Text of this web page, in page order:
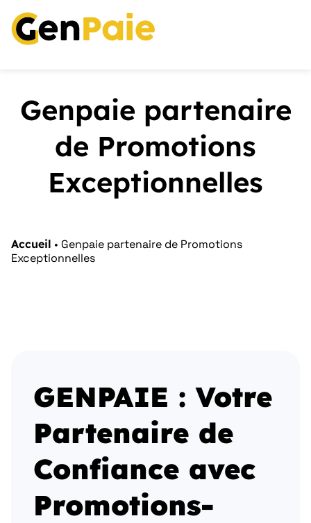
Genpaie partenaire
de Promotions
Exceptionnelles
Accueil • Genpaie partenaire de Promotions
Exceptionnelles
GENPAIE : Votre
Partenaire de
Confiance avec
Promotions-